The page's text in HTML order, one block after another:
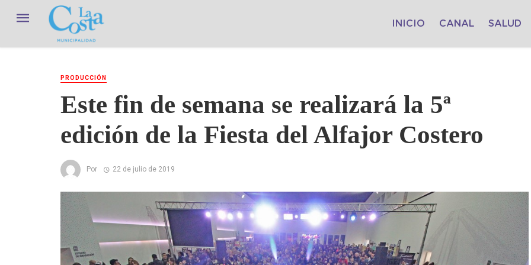
INICIO CANAL SALUD
PRODUCCIÓN
Este fin de semana se realizará la 5ª
edición de la Fiesta del Alfajor Costero
Por 22 de julio de 2019